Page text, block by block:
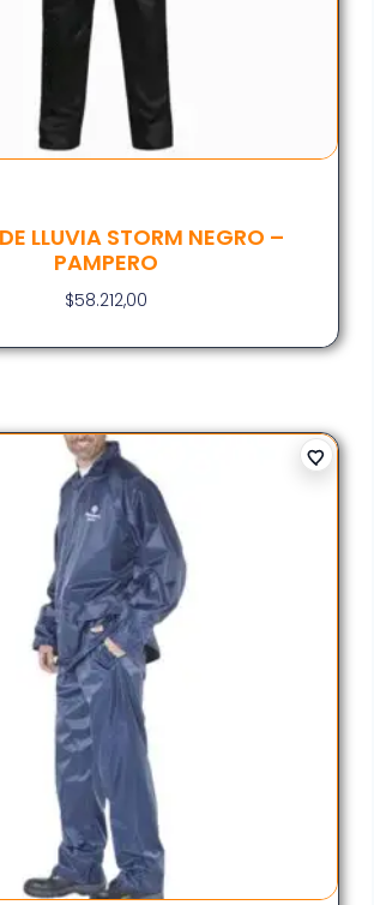
LLUVIA STORM NEGRO –
PAMPERO
$58.212,00